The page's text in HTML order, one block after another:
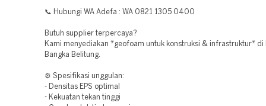
📞 Hubungi WA Adefa : WA 0821 1305 0400
Butuh supplier terpercaya?
Kami menyediakan *geofoam untuk konstruksi & infrastruktur* di
Bangka Belitung.
⚙️ Spesifikasi unggulan:
- Densitas EPS optimal
- Kekuatan tekan tinggi